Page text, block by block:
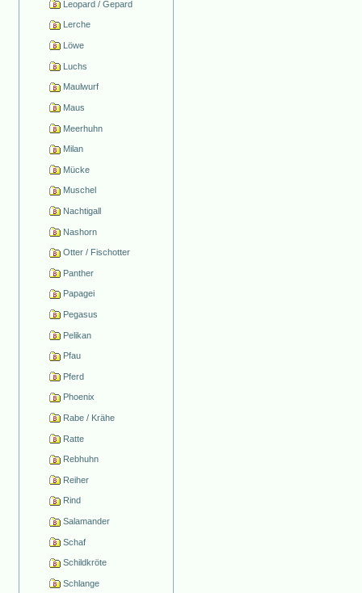
Leopard / Gepard
Lerche
Löwe
Luchs
Maulwurf
Maus
Meerhuhn
Milan
Mücke
Muschel
Nachtigall
Nashorn
Otter / Fischotter
Panther
Papagei
Pegasus
Pelikan
Pfau
Pferd
Phoenix
Rabe / Krähe
Ratte
Rebhuhn
Reiher
Rind
Salamander
Schaf
Schildkröte
Schlange